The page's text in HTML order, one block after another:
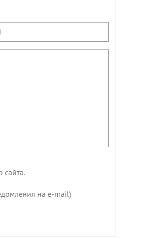
сайта.
на e-mail)